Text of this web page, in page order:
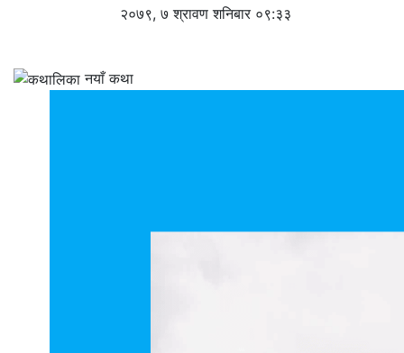
२०७९, ७ श्रावण शनिबार ०९:३३
नयाँ कथा